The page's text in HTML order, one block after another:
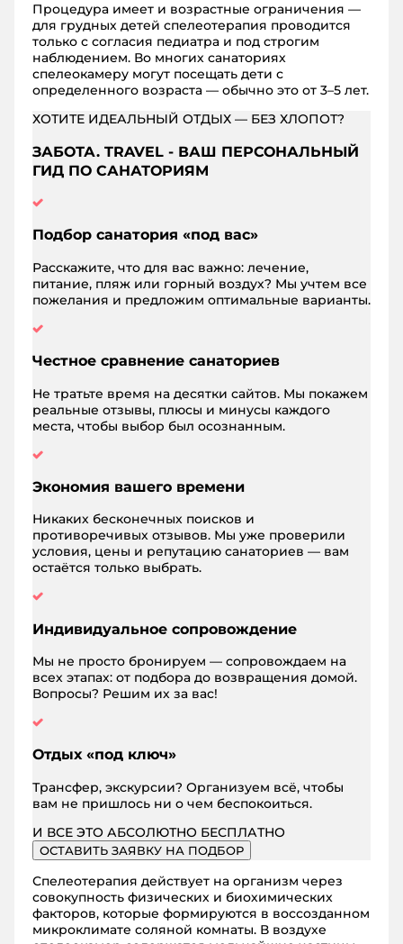
Процедура имеет и возрастные ограничения —
для грудных детей спелеотерапия проводится
только с согласия педиатра и под строгим
наблюдением. Во многих санаториях
спелеокамеру могут посещать дети с
определенного возраста — обычно это от 3–5 лет.
ХОТИТЕ ИДЕАЛЬНЫЙ ОТДЫХ — БЕЗ ХЛОПОТ?
ЗАБОТА. TRAVEL - ВАШ ПЕРСОНАЛЬНЫЙ
ГИД ПО САНАТОРИЯМ
Подбор санатория «под вас»
Расскажите, что для вас важно: лечение,
питание, пляж или горный воздух? Мы учтем все
пожелания и предложим оптимальные варианты.
Честное сравнение санаториев
Не тратьте время на десятки сайтов. Мы покажем
реальные отзывы, плюсы и минусы каждого
места, чтобы выбор был осознанным.
Экономия вашего времени
Никаких бесконечных поисков и
противоречивых отзывов. Мы уже проверили
условия, цены и репутацию санаториев — вам
остаётся только выбрать.
Индивидуальное сопровождение
Мы не просто бронируем — сопровождаем на
всех этапах: от подбора до возвращения домой.
Вопросы? Решим их за вас!
Отдых «под ключ»
Трансфер, экскурсии? Организуем всё, чтобы
вам не пришлось ни о чем беспокоиться.
И ВСЕ ЭТО АБСОЛЮТНО БЕСПЛАТНО
ОСТАВИТЬ ЗАЯВКУ НА ПОДБОР
Спелеотерапия действует на организм через
совокупность физических и биохимических
факторов, которые формируются в воссозданном
микроклимате соляной комнаты. В воздухе